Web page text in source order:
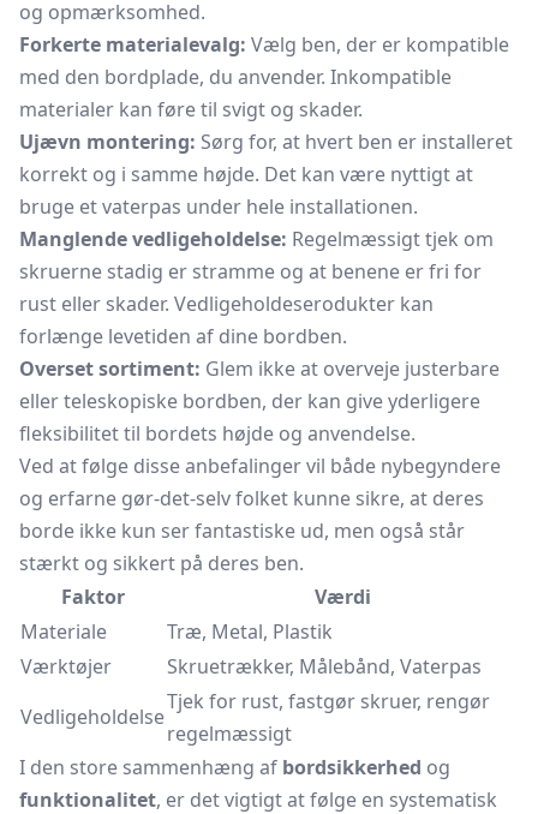
og opmærksomhed.
Forkerte materialevalg: Vælg ben, der er kompatible
med den bordplade, du anvender. Inkompatible
materialer kan føre til svigt og skader.
Ujævn montering: Sørg for, at hvert ben er installeret
korrekt og i samme højde. Det kan være nyttigt at
bruge et vaterpas under hele installationen.
Manglende vedligeholdelse: Regelmæssigt tjek om
skruerne stadig er stramme og at benene er fri for
rust eller skader. Vedligeholdeserodukter kan
forlænge levetiden af dine bordben.
Overset sortiment: Glem ikke at overveje justerbare
eller teleskopiske bordben, der kan give yderligere
fleksibilitet til bordets højde og anvendelse.
Ved at følge disse anbefalinger vil både nybegyndere
og erfarne gør-det-selv folket kunne sikre, at deres
borde ikke kun ser fantastiske ud, men også står
stærkt og sikkert på deres ben.
Faktor
Værdi
Materiale
Træ, Metal, Plastik
Værktøjer
Skruetrækker, Målebånd, Vaterpas
Vedligeholdelse
Tjek for rust, fastgør skruer, rengør
regelmæssigt
I den store sammenhæng af bordsikkerhed og
funktionalitet, er det vigtigt at følge en systematisk